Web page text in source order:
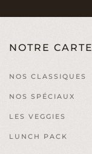
NOTRE CARTE
NOS CLASSIQUES
NOS SPÉCIAUX
LES VEGGIES
LUNCH PACK